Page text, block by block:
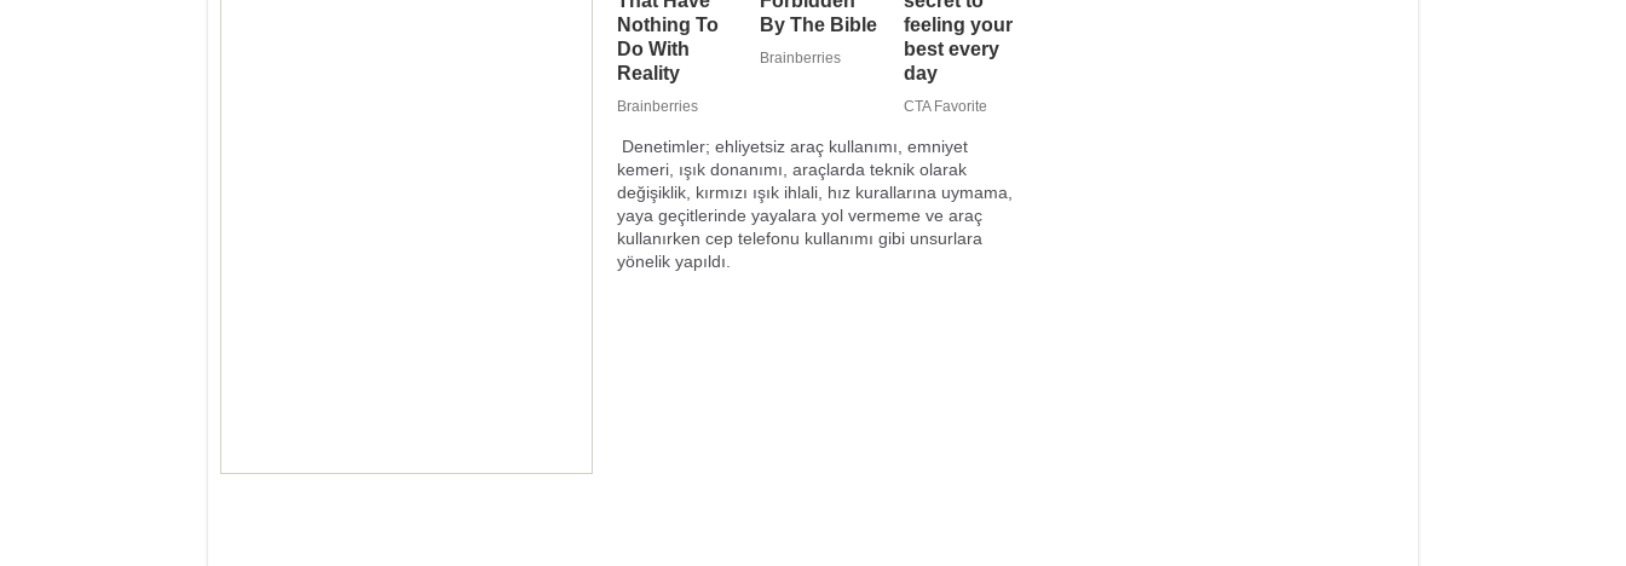
Denetimler; ehliyetsiz araç kullanımı, emniyet
kemeri, ışık donanımı, araçlarda teknik olarak
değişiklik, kırmızı ışık ihlali, hız kurallarına uymama,
yaya geçitlerinde yayalara yol vermeme ve araç
kullanırken cep telefonu kullanımı gibi unsurlara
yönelik yapıldı.